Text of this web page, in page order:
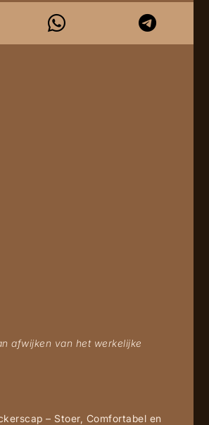
afwijken van het werkelijke
– Stoer, Comfortabel en